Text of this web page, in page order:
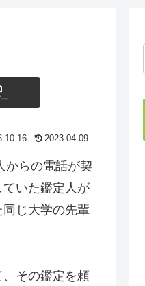
2023.04.09
からの電話が契
いた鑑定人が
じ大学の先輩
その鑑定を頼